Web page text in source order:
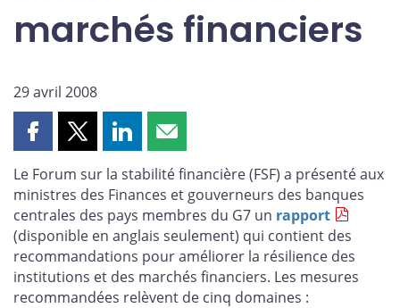
marchés financiers
29 avril 2008
Partager
page
sur
Facebook
Partager
page
sur
X
Partager
page
sur
LinkedIn
Partager
page
par
courriel
Le Forum sur la stabilité financière (FSF) a présenté aux
ministres des Finances et gouverneurs des banques
centrales des pays membres du G7 un rapport
(disponible en anglais seulement) qui contient des
recommandations pour améliorer la résilience des
institutions et des marchés financiers. Les mesures
recommandées relèvent de cinq domaines :